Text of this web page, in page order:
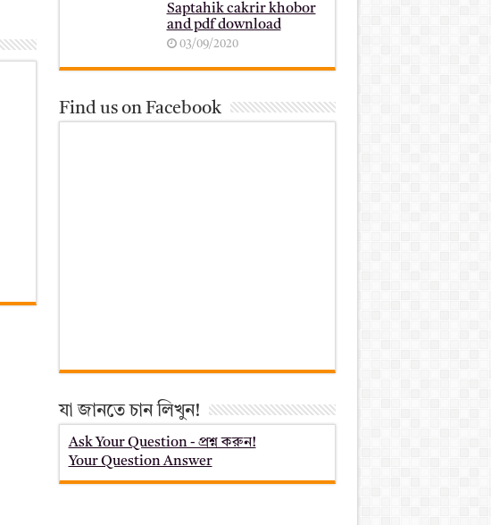
Saptahik cakrir khobor
and pdf download
03/09/2020
Find us on Facebook
যা জানতে চান লিখুন!
Ask Your Question - প্রশ্ন করুন!
Your Question Answer